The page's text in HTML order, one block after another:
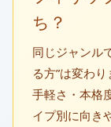
ち？
同じジャンル
る方”は変わ
手軽さ・本格
イプ別に向き